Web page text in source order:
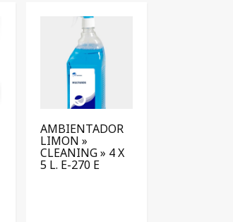
AMBIENTADOR
LIMON »
CLEANING » 4 X
5 L. E-270 E